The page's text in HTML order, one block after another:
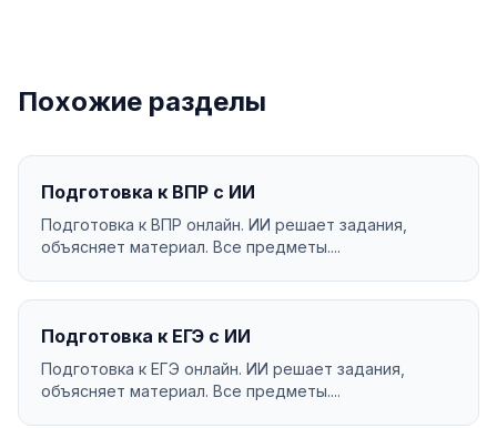
Похожие разделы
Подготовка к ВПР с ИИ
Подготовка к ВПР онлайн. ИИ решает задания,
объясняет материал. Все предметы....
Подготовка к ЕГЭ с ИИ
Подготовка к ЕГЭ онлайн. ИИ решает задания,
объясняет материал. Все предметы....